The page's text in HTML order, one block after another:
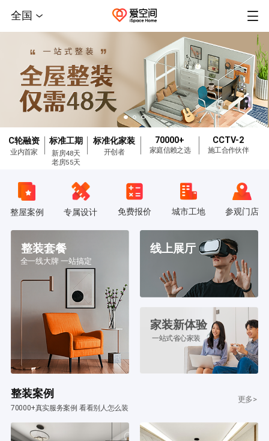
全国
C轮融资
业内首家
标准工期
新房48天
老房55天
标准化家装
开创者
70000+
家庭信赖之选
CCTV-2
施工合作伙伴
整屋案例 专属设计 免费报价 城市工地 参观门店
整装套餐
全一线大牌 一站搞定
线上展厅
家装新体验
一站式省心家装
整装案例
70000+真实服务案例 看看别人怎么装
更多>